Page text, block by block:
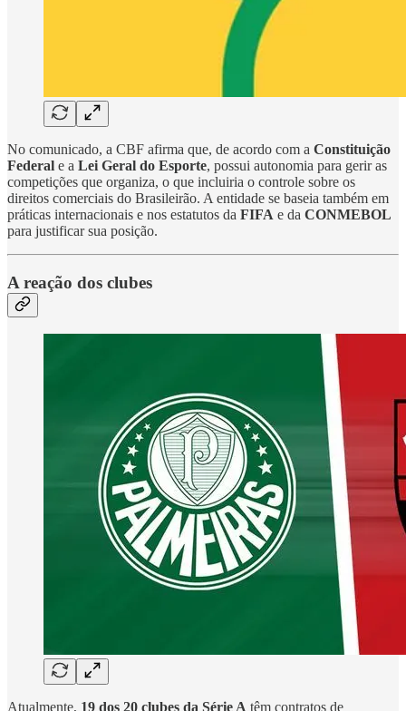
No comunicado, a CBF afirma que, de acordo com a Constituição
Federal e a Lei Geral do Esporte, possui autonomia para gerir as
competições que organiza, o que incluiria o controle sobre os
direitos comerciais do Brasileirão. A entidade se baseia também em
práticas internacionais e nos estatutos da FIFA e da CONMEBOL
para justificar sua posição.
A reação dos clubes
Atualmente, 19 dos 20 clubes da Série A têm contratos de